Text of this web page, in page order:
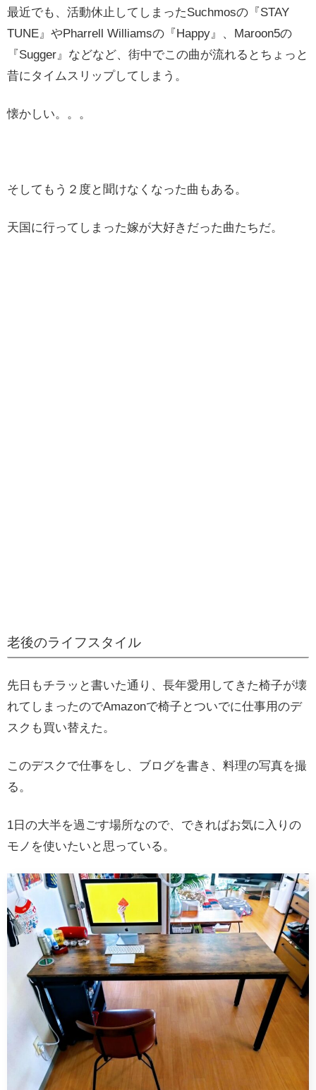
最近でも、活動休止してしまったSuchmosの『STAY
TUNE』やPharrell Williamsの『Happy』、Maroon5の
『Sugger』などなど、街中でこの曲が流れるとちょっと
昔にタイムスリップしてしまう。
懐かしい。。。
そしてもう２度と聞けなくなった曲もある。
天国に行ってしまった嫁が大好きだった曲たちだ。
老後のライフスタイル
先日もチラッと書いた通り、長年愛用してきた椅子が壊
れてしまったのでAmazonで椅子とついでに仕事用のデ
スクも買い替えた。
このデスクで仕事をし、ブログを書き、料理の写真を撮
る。
1日の大半を過ごす場所なので、できればお気に入りの
モノを使いたいと思っている。